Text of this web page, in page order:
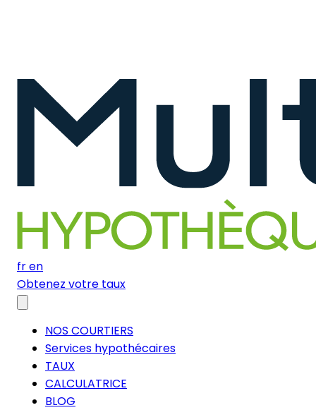
fren
Obtenez votre taux
NOS COURTIERS
Services hypothécaires
TAUX
CALCULATRICE
BLOG